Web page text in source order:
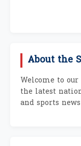
About the
Welcome to
the latest
and sports